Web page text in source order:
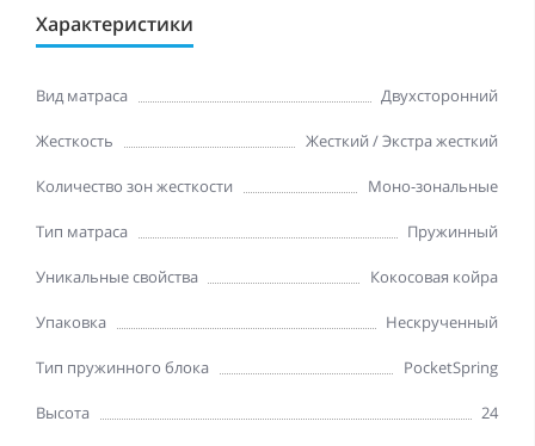
Характеристики
Вид матраса Двухсторонний
Жесткость Жесткий / Экстра жесткий
Количество зон жесткости Моно-зональные
Тип матраса Пружинный
Уникальные свойства Кокосовая койра
Упаковка Нескрученный
Тип пружинного блока PocketSpring
Высота 24